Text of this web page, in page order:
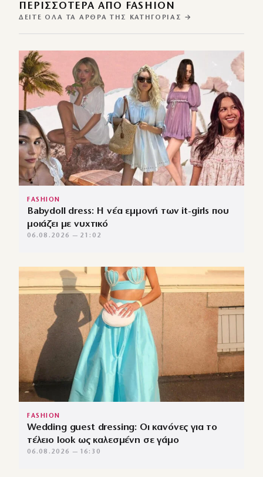
ΠΕΡΙΣΣΌΤΕΡΑ ΑΠΌ FASHION
ΔΕΊΤΕ ΌΛΑ ΤΑ ΆΡΘΡΑ ΤΗΣ ΚΑΤΗΓΟΡΊΑΣ →
FASHION
Babydoll dress: Η νέα εμμονή των it-girls που
μοιάζει με νυχτικό
06.08.2026 — 21:02
FASHION
Wedding guest dressing: Οι κανόνες για το
τέλειο look ως καλεσμένη σε γάμο
06.08.2026 — 16:30